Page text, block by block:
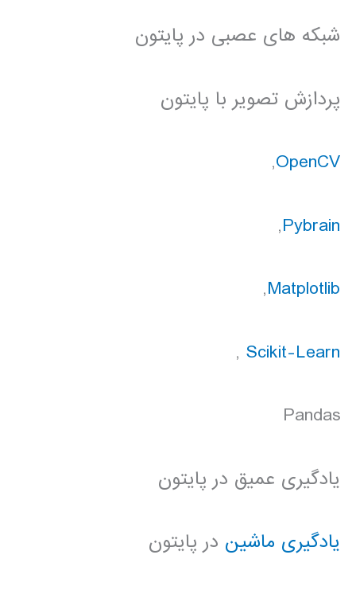
شبکه های عصبی در پایتون
پردازش تصویر با پایتون
OpenCV
,
Pybrain
,
Matplotlib
,
Scikit-Learn
,
Pandas
یادگیری عمیق در پایتون
یادگیری ماشین در پایتون